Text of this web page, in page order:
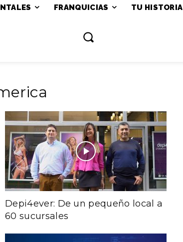
FRANQUICIAS TU HISTORIA
Depi4ever: De un pequeño local a
60 sucursales